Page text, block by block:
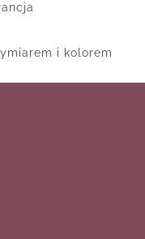
i kolorem